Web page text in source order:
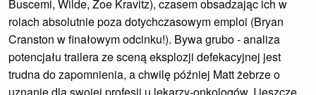
Buscemi, Wilde, Zoe Kravitz), czasem obsadzając ich w
rolach absolutnie poza dotychczasowym emploi (Bryan
Cranston w finałowym odcinku!). Bywa grubo - analiza
potencjału trailera ze sceną eksplozji defekacyjnej jest
trudna do zapomnienia, a chwilę później Matt żebrze o
uznanie dla swojej profesji u lekarzy-onkologów. I jeszcze